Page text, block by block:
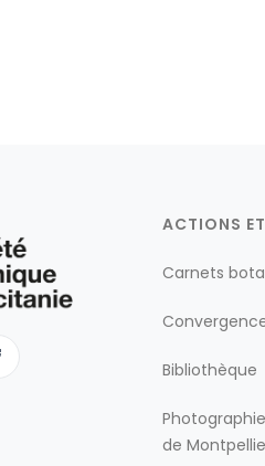
ACTIONS
Carnets
Bibliothèque
de